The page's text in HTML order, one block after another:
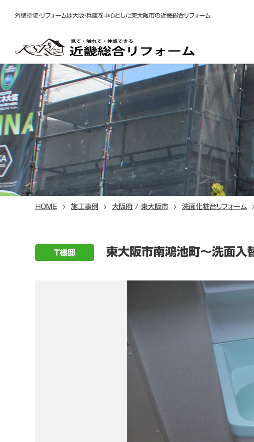
外壁塗装・リフォームは大阪・兵庫を中心とした東大阪市の近畿総合リフォーム
HOME 施工事例 大阪府 / 東大阪市 洗面化粧台リフォーム
T様邸 東大阪市南鴻池町～洗面入